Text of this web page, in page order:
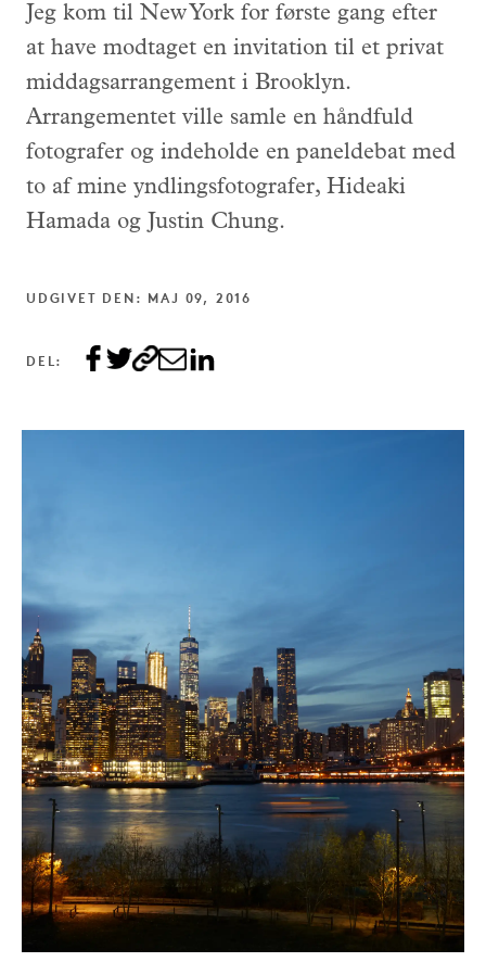
Jeg kom til New York for første gang efter
at have modtaget en invitation til et privat
middagsarrangement i Brooklyn.
Arrangementet ville samle en håndfuld
fotografer og indeholde en paneldebat med
to af mine yndlingsfotografer, Hideaki
Hamada og Justin Chung.
UDGIVET DEN: MAJ 09, 2016
DEL: